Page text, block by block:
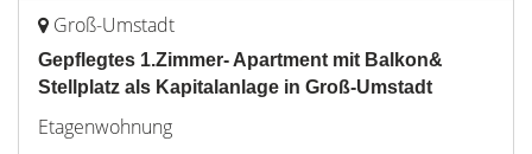
Groß-Umstadt
Gepflegtes 1.Zimmer- Apartment mit Balkon&
Stellplatz als Kapitalanlage in Groß-Umstadt
Etagenwohnung